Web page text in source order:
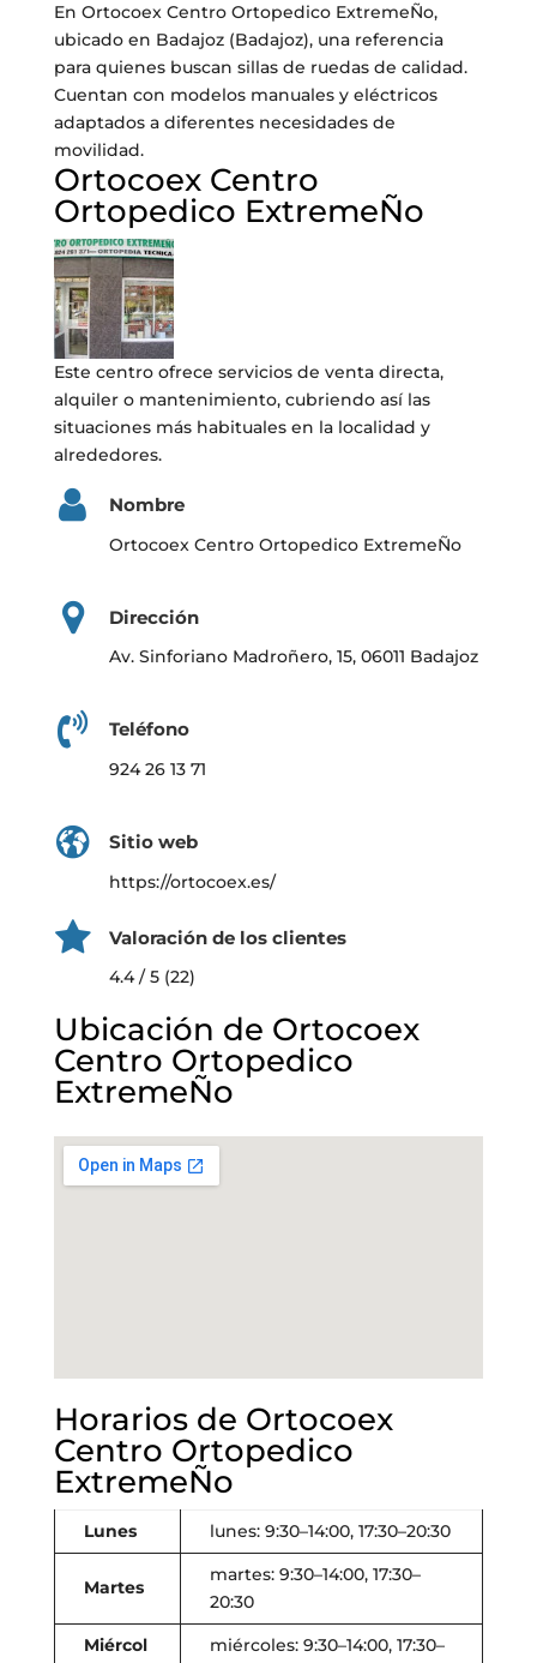
En Ortocoex Centro Ortopedico ExtremeÑo,
ubicado en Badajoz (Badajoz), una referencia
para quienes buscan sillas de ruedas de calidad.
Cuentan con modelos manuales y eléctricos
adaptados a diferentes necesidades de
movilidad.
Ortocoex Centro
Ortopedico ExtremeÑo
Este centro ofrece servicios de venta directa,
alquiler o mantenimiento, cubriendo así las
situaciones más habituales en la localidad y
alrededores.
Nombre
Ortocoex Centro Ortopedico ExtremeÑo
Dirección
Av. Sinforiano Madroñero, 15, 06011 Badajoz
Teléfono
924 26 13 71
Sitio web
https://ortocoex.es/
Valoración de los clientes
4.4 / 5 (22)
Ubicación de Ortocoex
Centro Ortopedico
ExtremeÑo
Horarios de Ortocoex
Centro Ortopedico
ExtremeÑo
Lunes lunes: 9:30–14:00, 17:30–20:30
Martes
martes: 9:30–14:00, 17:30–
20:30
Miércol
miércoles: 9:30–14:00, 17:30–